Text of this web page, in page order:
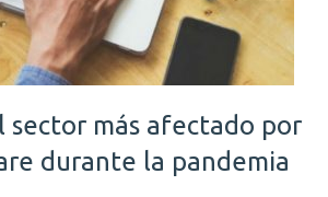
sector más afectado por
durante la pandemia